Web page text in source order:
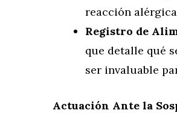
reacción
Registro de
que detalle qué
ser invaluable
Actuación Ante la